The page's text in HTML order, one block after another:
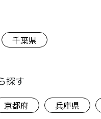
千葉県
探す
京都府 兵庫県